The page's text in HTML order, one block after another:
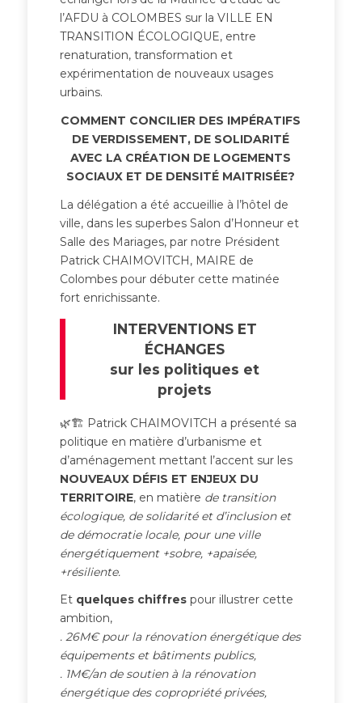
l’AFDU à COLOMBES sur la VILLE EN
TRANSITION ÉCOLOGIQUE, entre
renaturation, transformation et
expérimentation de nouveaux usages
urbains.
COMMENT CONCILIER DES IMPÉRATIFS
DE VERDISSEMENT, DE SOLIDARITÉ
AVEC LA CRÉATION DE LOGEMENTS
SOCIAUX ET DE DENSITÉ MAITRISÉE?
La délégation a été accueillie à l’hôtel de
ville, dans les superbes Salon d’Honneur et
Salle des Mariages, par notre Président
Patrick CHAIMOVITCH, MAIRE de
Colombes pour débuter cette matinée
fort enrichissante.
INTERVENTIONS ET
ÉCHANGES
sur les politiques et
projets
🌿🏗 Patrick CHAIMOVITCH a présenté sa
politique en matière d’urbanisme et
d’aménagement mettant l’accent sur les
NOUVEAUX DÉFIS ET ENJEUX DU
TERRITOIRE, en matière de transition
écologique, de solidarité et d’inclusion et
de démocratie locale, pour une ville
énergétiquement +sobre, +apaisée,
+résiliente.
Et quelques chiffrespour illustrer cette
ambition,
. 26M€ pour la rénovation énergétique des
équipements et bâtiments publics,
. 1M€/an de soutien à la rénovation
énergétique des copropriété privées,